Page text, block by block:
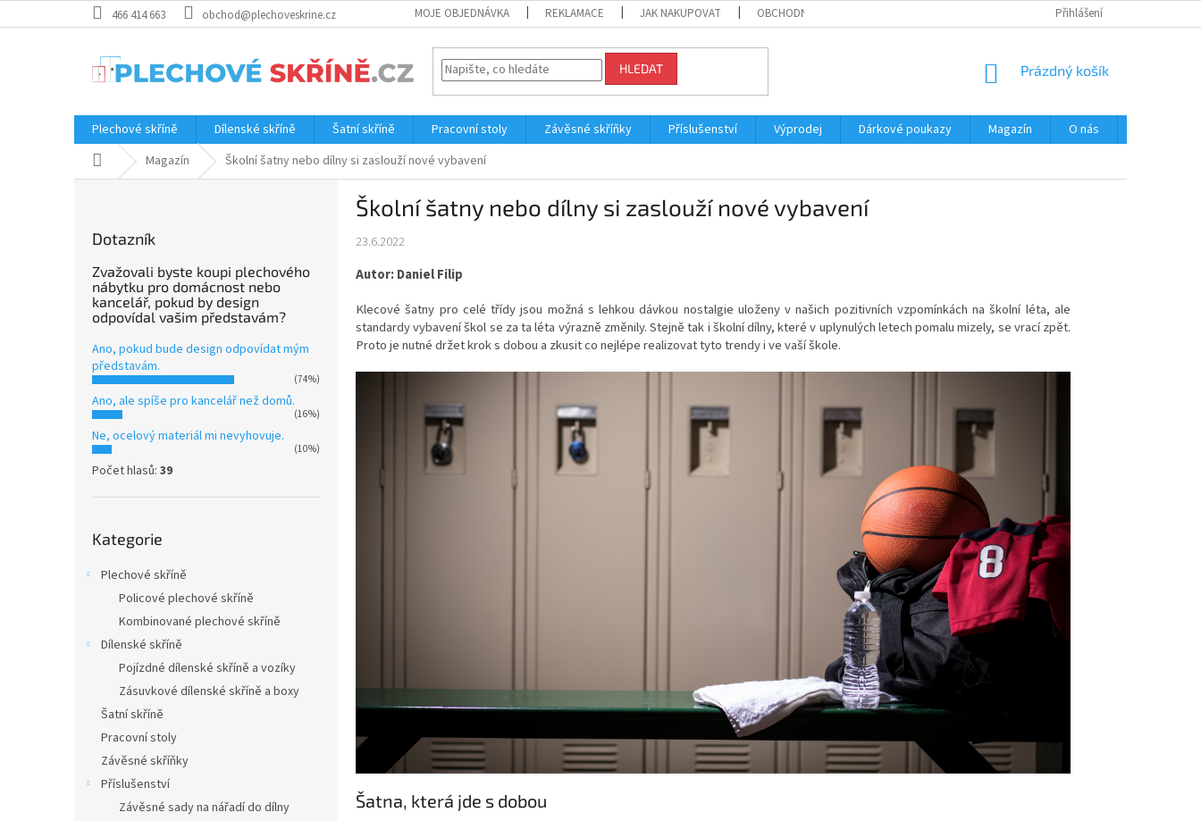
na
466 414 663 obchod@plechoveskrine.cz MOJE OBJEDNÁVKA REKLAMACE JAK NAKUPOVAT OBCHODNÍ PODMÍNKY Přihlášení
HLEDAT
NÁKUPNÍ
Prázdný košík
Plechové skříně Dílenské skříně Šatní skříně Pracovní stoly Závěsné skříňky Příslušenství Výprodej Dárkové poukazy Magazín O nás
Domů Magazín Školní šatny nebo dílny si zaslouží nové vybavení
Dotazník
Zvažovali byste koupi plechového
nábytku pro domácnost nebo
kancelář, pokud by design
odpovídal vašim představám?
Ano, pokud bude design odpovídat mým
představám.
(74%)
Ano, ale spíše pro kancelář než domů.
(16%)
Ne, ocelový materiál mi nevyhovuje.
(10%)
Počet hlasů: 39
kategorie
Kategorie
Plechové skříně
Policové plechové skříně
Kombinované plechové skříně
Dílenské skříně
Pojízdné dílenské skříně a vozíky
Zásuvkové dílenské skříně a boxy
Šatní skříně
Pracovní stoly
Závěsné skříňky
Příslušenství
Závěsné sady na nářadí do dílny
Školní šatny nebo dílny si zaslouží nové vybavení
23.6.2022
Autor: Daniel Filip
Klecové šatny pro celé třídy jsou možná s lehkou dávkou nostalgie uloženy v našich pozitivních vzpomínkách na školní léta, ale
standardy vybavení škol se za ta léta výrazně změnily. Stejně tak i školní dílny, které v uplynulých letech pomalu mizely, se vrací zpět.
Proto je nutné držet krok s dobou a zkusit co nejlépe realizovat tyto trendy i ve vaší škole.
Šatna, která jde s dobou